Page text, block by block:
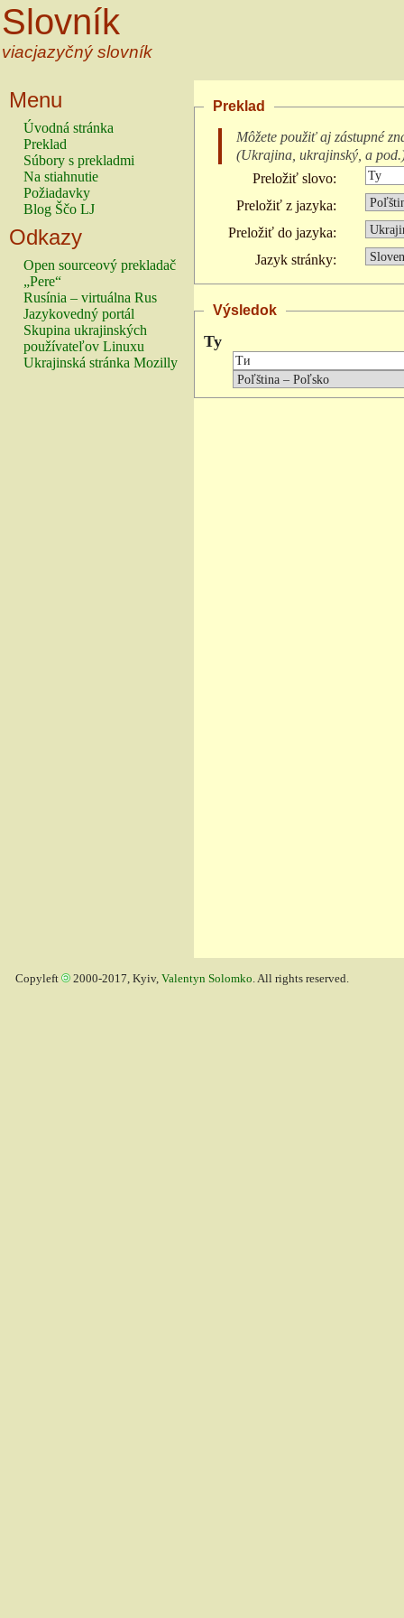
Slovník
viacjazyčný slovník
Menu
Úvodná stránka
Preklad
Súbory s prekladmi
Na stiahnutie
Požiadavky
Blog Ščo LJ
Odkazy
Open sourceový prekladač
„Pere“
Rusínia – virtuálna Rus
Jazykovedný portál
Skupina ukrajinských
používateľov Linuxu
Ukrajinská stránka Mozilly
Preklad
Môžete použiť aj zástupné
(Ukrajina, ukrajinský, a pod.
Preložiť slovo:
Preložiť z jazyka:
Preložiť do jazyka:
Jazyk stránky:
Výsledok
Ty
Copyleft 2000-2017, Kyiv, Valentyn Solomko. All rights reserved.